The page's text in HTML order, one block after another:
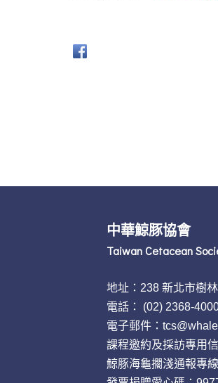
中華鯨豚協會
Taiwan Cetacean
地址：238 新北市樹
電話：
(02) 2368-
電子郵件：
課程邀約及採訪專用
鯨豚海龜擱淺通報專